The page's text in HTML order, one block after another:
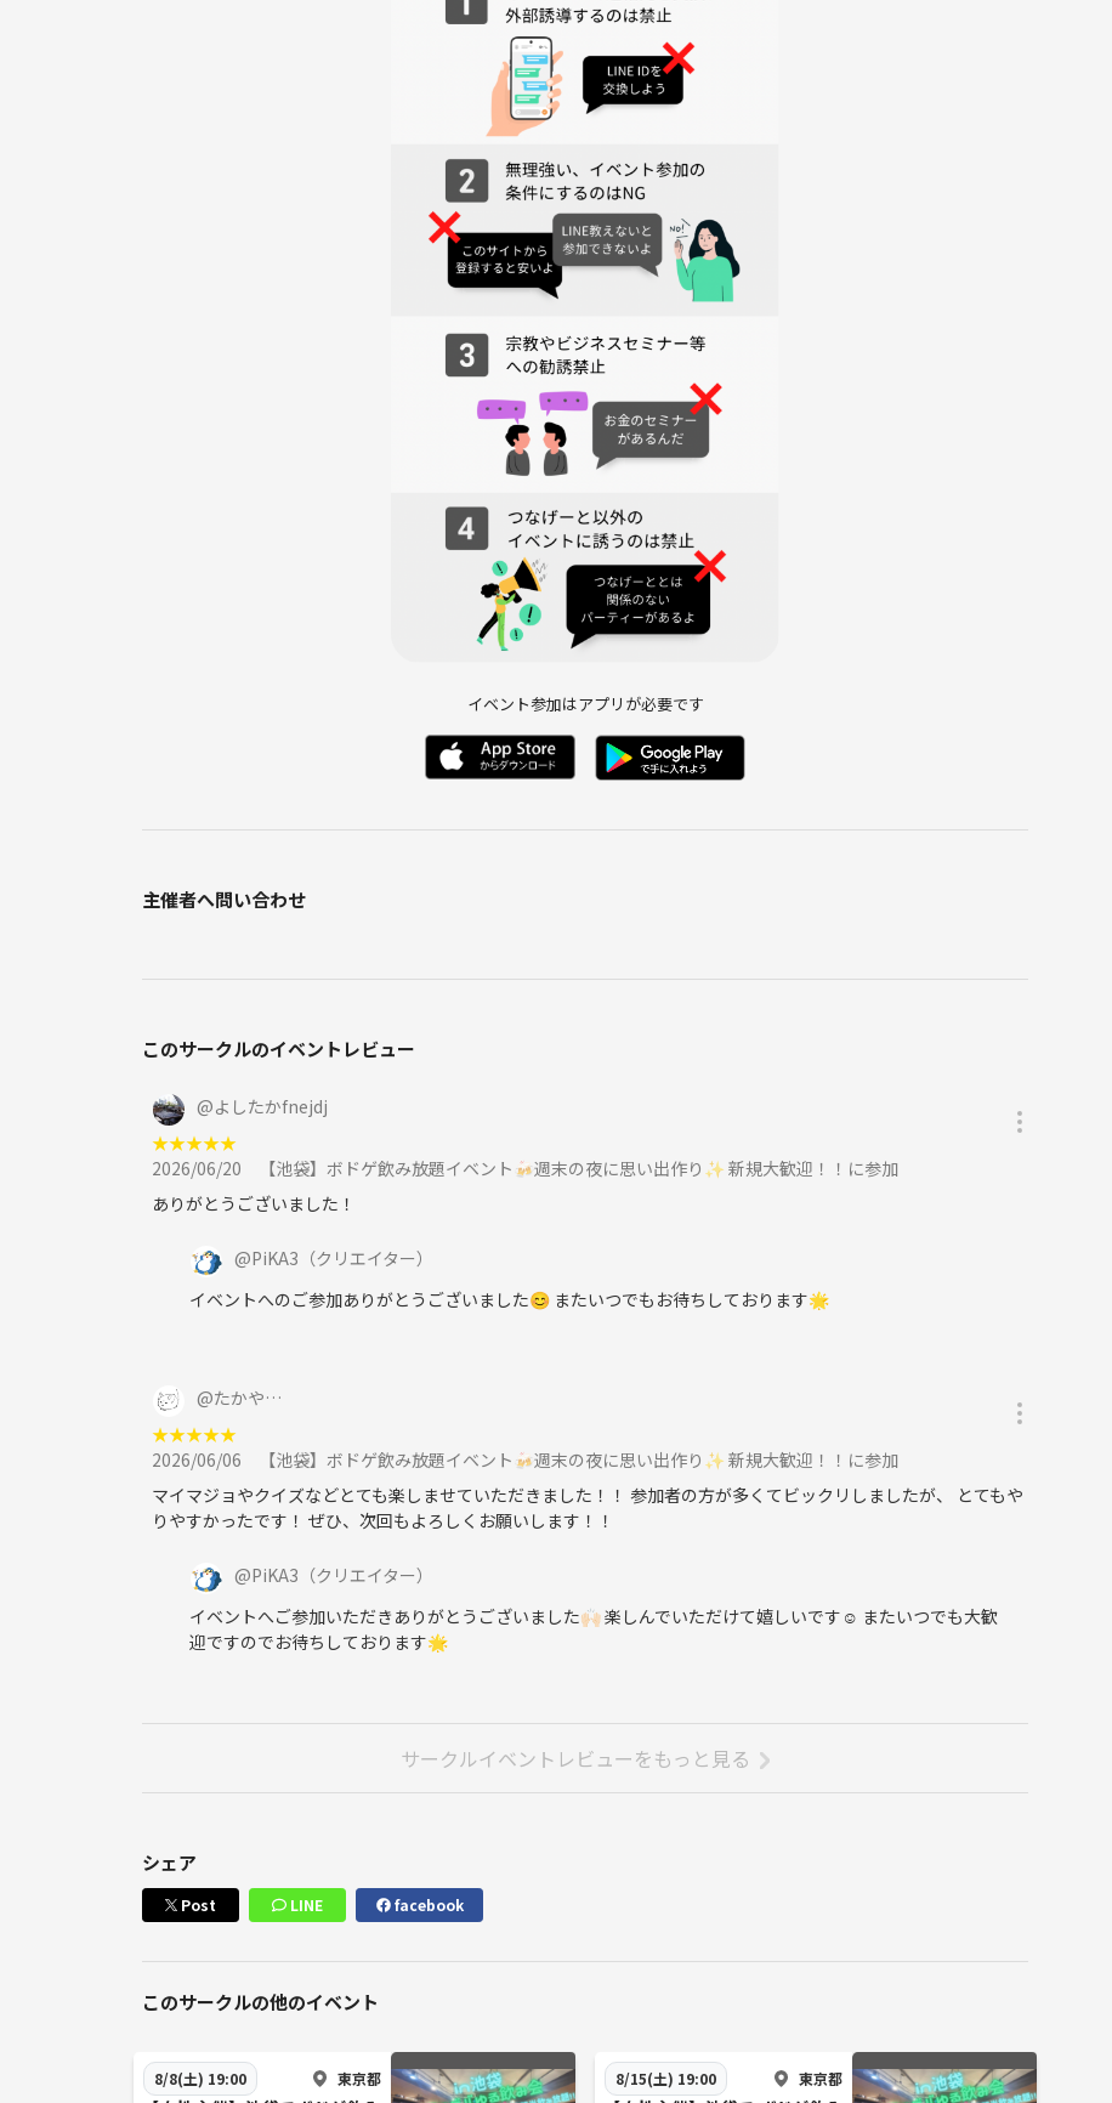
店員さんがルール説明もしてくれるので、初心者でも気軽に楽しめす！！
・迷惑行為・過度なナンパ・セクハラ・勧誘行為は禁止です
・周りの人が不快に感じるような行動はご遠慮ください
・持ち込みはOKですが、匂い・汚れにご配慮ください
🎉ふらっと1人参加でも、すぐ輪に入れます！
イベント参加はアプリが必要です
主催者へ問い合わせ
このサークルのイベントレビュー
@よしたかfnejdj
★★★★★
2026/06/20
【池袋】ボドゲ飲み放題イベント🍻週末の夜に思い出作り✨ 新規大歓迎！！に参加
ありがとうございました！
@PiKA3 （クリエイター）
イベントへのご参加ありがとうございました😊 またいつでもお待ちしております🌟
@たかや…
★★★★★
2026/06/06
【池袋】ボドゲ飲み放題イベント🍻週末の夜に思い出作り✨ 新規大歓迎！！に参加
マイマジョやクイズなどとても楽しませていただきました！！ 参加者の方が多くてビックリしましたが、 とてもや
りやすかったです！ ぜひ、次回もよろしくお願いします！！
@PiKA3 （クリエイター）
イベントへご参加いただきありがとうございました🙌🏻 楽しんでいただけて嬉しいです☺️ またいつでも大歓
迎ですのでお待ちしております🌟
サークルイベントレビューをもっと見る
シェア
Post LINE facebook
このサークルの他のイベント
8/8(土) 19:00 東京都 8/15(土) 19:00 東京都